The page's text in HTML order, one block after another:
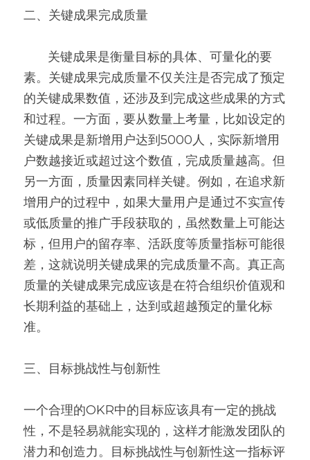
二、关键成果完成质量
素。关键成果完成质量不仅关注是否完成了预定
的关键成果数值，还涉及到完成这些成果的方式
和过程。一方面，要从数量上考量，比如设定的
关键成果是新增用户达到5000人，实际新增用
户数越接近或超过这个数值，完成质量越高。但
另一方面，质量因素同样关键。例如，在追求新
增用户的过程中，如果大量用户是通过不实宣传
或低质量的推广手段获取的，虽然数量上可能达
标，但用户的留存率、活跃度等质量指标可能很
差，这就说明关键成果的完成质量不高。真正高
质量的关键成果完成应该是在符合组织价值观和
长期利益的基础上，达到或超越预定的量化标
准。
三、目标挑战性与创新性
一个合理的OKR中的目标应该具有一定的挑战
性，不是轻易就能实现的，这样才能激发团队的
潜力和创造力。目标挑战性与创新性这一指标评